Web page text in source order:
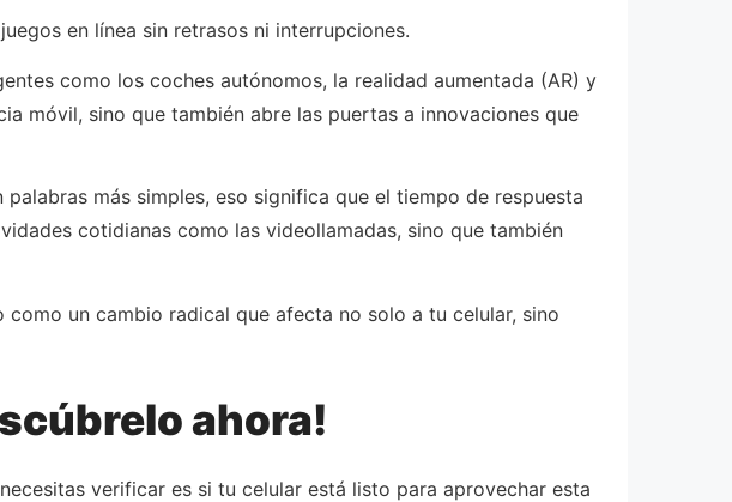
en línea sin retrasos ni interrupciones.
como los coches autónomos, la realidad aumentada (AR) y
móvil, sino que también abre las puertas a innovaciones que
más simples, eso significa que el tiempo de respuesta
cotidianas como las videollamadas, sino que también
como un cambio radical que afecta no solo a tu celular, sino
ahora!
verificar es si tu celular está listo para aprovechar esta